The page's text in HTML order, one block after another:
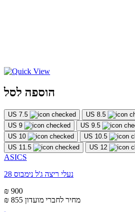
הוספה לסל
US 7.5
US 8.5
US 9
US 9.5
US 10
US 10.5
US 11.5
US 12
ASICS
נעלי ריצה ג'ל נימבוס 28
₪ 900
₪ 855 מחיר לחברי מועדון